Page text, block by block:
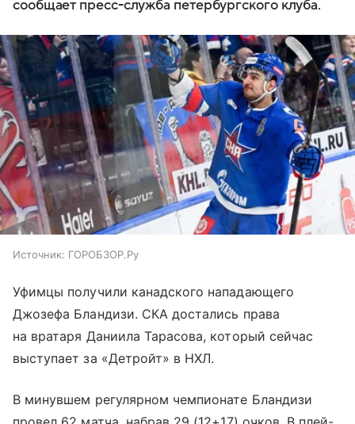
сообщает пресс-служба петербургского клуба.
Источник: ГОРОБЗОР.Ру
Уфимцы получили канадского нападающего
Джозефа Бландизи. СКА достались права
на вратаря Даниила Тарасова, который сейчас
выступает за «Детройт» в НХЛ.
В минувшем регулярном чемпионате Бландизи